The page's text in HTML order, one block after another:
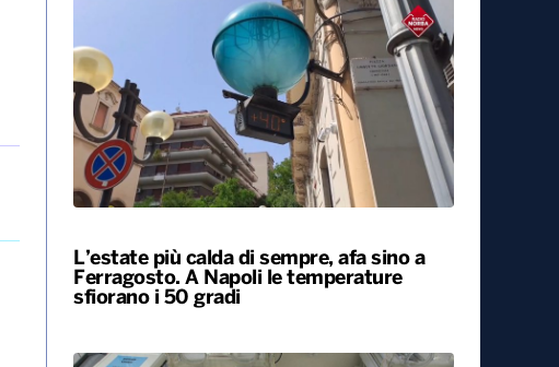
L’estate più calda di sempre, afa sino a
Ferragosto. A Napoli le temperature
sfiorano i 50 gradi